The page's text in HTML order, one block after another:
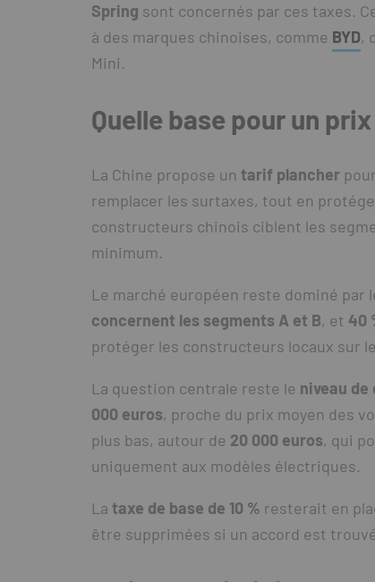
Spring sont concernés par ces taxes.
à des marques chinoises, comme BYD,
Mini.
Quelle base pour un
La Chine propose un tarif plancher
remplacer les surtaxes, tout en
constructeurs chinois ciblent les
minimum.
Le marché européen reste dominé
concernent les segments A et B, et 40
protéger les constructeurs locaux sur
La question centrale reste le niveau
000 euros, proche du prix moyen des
plus bas, autour de 20 000 euros, qui
uniquement aux modèles électriques.
La taxe de base de 10 % resterait en
être supprimées si un accord est